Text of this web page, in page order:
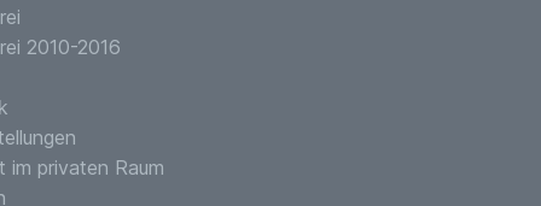
2010-2016
im privaten Raum